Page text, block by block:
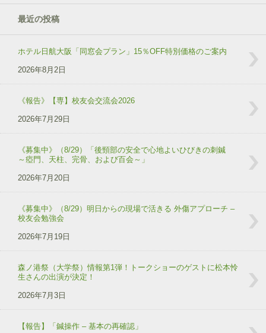
最近の投稿
ホテル日航大阪「同窓会プラン」15％OFF特別価格のご案内
2026年8月2日
《報告》【専】校友会交流会2026
2026年7月29日
《募集中》（8/29）「後頸部の安全で心地よいひびきの刺鍼
～瘂門、天柱、完骨、および百会～」
2026年7月20日
《募集中》（8/29）明日からの現場で活きる 外傷アプローチ –
校友会勉強会
2026年7月19日
森ノ港祭（大学祭）情報第1弾！トークショーのゲストに松本怜
生さんの出演が決定！
2026年7月3日
【報告】「鍼操作 – 基本の再確認」